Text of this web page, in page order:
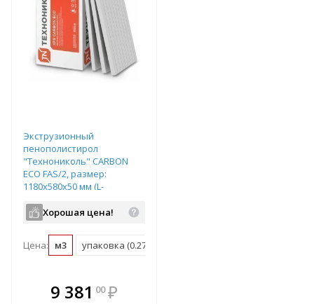
Экструзионный
пенополистирол
"Технониколь" CARBON
ECO FAS/2, размер:
1180х580х50 мм (L-
арт. 476512
Хорошая цена!
Цена: м3 упаковка (0.274 м3)
9 381 00 ₽